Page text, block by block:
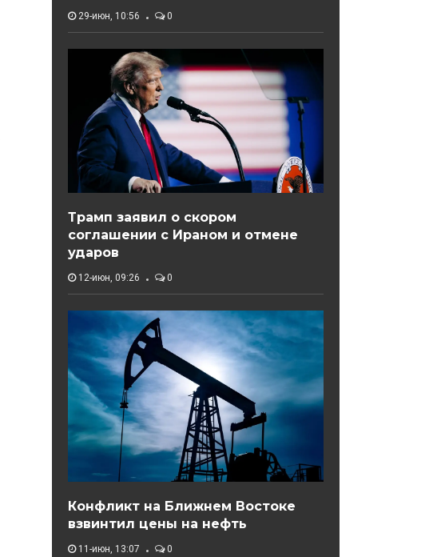
29-июн, 10:56 0
Трамп заявил о скором
соглашении с Ираном и отмене
ударов
12-июн, 09:26 0
Конфликт на Ближнем Востоке
взвинтил цены на нефть
11-июн, 13:07 0